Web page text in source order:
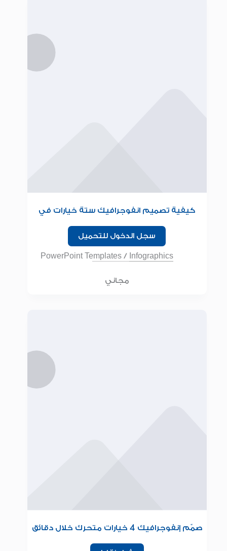
كيفية تصميم انفوجرافيك ستة خيارات في
سجل الدخول للتحميل
PowerPoint Templates/ Infographics
مجاني
صمّم إنفوجرافيك 4 خيارات متحرك خلال دقائق